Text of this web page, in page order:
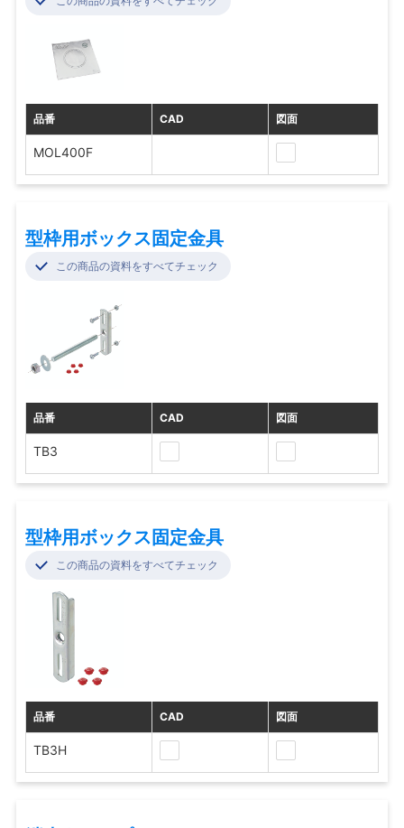
品番 CAD 図面
MOL400F
型枠用ボックス固定金具
この商品の資料をすべてチェック
品番 CAD 図面
TB3
型枠用ボックス固定金具
この商品の資料をすべてチェック
品番 CAD 図面
TB3H